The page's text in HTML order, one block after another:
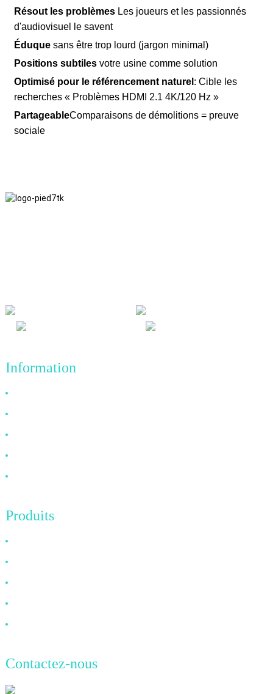
Résout les problèmesLes joueurs et les passionnés
d'audiovisuel le savent
Éduquesans être trop lourd (jargon minimal)
Positions subtilesvotre usine comme solution
Optimisé pour le référencement naturel : Cible les
recherches « Problèmes HDMI 2.1 4K/120 Hz »
PartageableComparaisons de démolitions = preuve
sociale
Information
Produits
Contactez-nous